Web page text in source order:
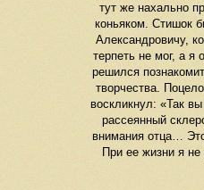
тут же нахально
коньяком. Стишок
Александровичу,
терпеть не мог, а
решился
творчества.
воскликнул: «Так
рассеянный
внимания отца…
При ее жизни я